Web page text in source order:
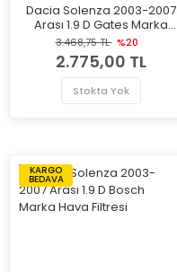
Dacia Solenza 2003-2007
Arası 1.9 D Gates Marka
Triger Kayışı
3.468,75 TL %20
2.775,00 TL
Stokta Yok
KARGO
BEDAVA